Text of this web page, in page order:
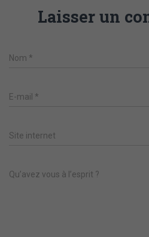
Laisser un
Nom *
E-mail *
Site internet
Qu’avez vous à l’esprit ?